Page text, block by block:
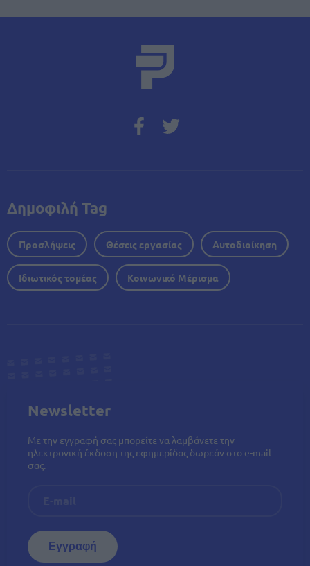
Δημοφιλή Tag
Προσλήψεις Θέσεις εργασίας Αυτοδιοίκηση
Ιδιωτικός τομέας Κοινωνικό Μέρισμα
Newsletter
Με την εγγραφή σας μπορείτε να λαμβάνετε την
ηλεκτρονική έκδοση της εφημερίδας δωρεάν στο e-mail
σας.